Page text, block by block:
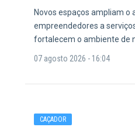
Novos espaços ampliam o
empreendedores a
fortalecem o ambiente de
07 agosto 2026 - 16:04
CAÇADOR